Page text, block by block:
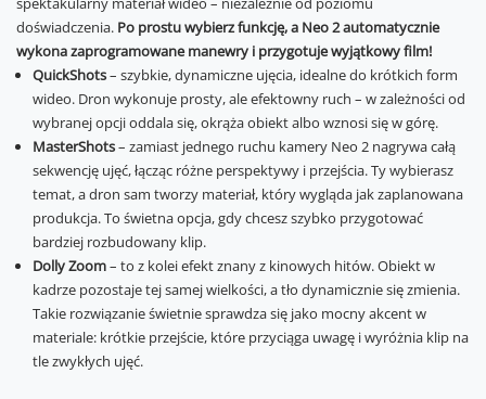
doświadczenia. Po prostu wybierz funkcję, a Neo 2 automatycznie
wykona zaprogramowane manewry i przygotuje wyjątkowy film!
QuickShots– szybkie, dynamiczne ujęcia, idealne do krótkich form
wideo. Dron wykonuje prosty, ale efektowny ruch – w zależności od
wybranej opcji oddala się, okrąża obiekt albo wznosi się w górę.
MasterShots– zamiast jednego ruchu kamery Neo 2 nagrywa całą
sekwencję ujęć, łącząc różne perspektywy i przejścia. Ty wybierasz
temat, a dron sam tworzy materiał, który wygląda jak zaplanowana
produkcja. To świetna opcja, gdy chcesz szybko przygotować
bardziej rozbudowany klip.
Dolly Zoom– to z kolei efekt znany z kinowych hitów. Obiekt w
kadrze pozostaje tej samej wielkości, a tło dynamicznie się zmienia.
Takie rozwiązanie świetnie sprawdza się jako mocny akcent w
materiale: krótkie przejście, które przyciąga uwagę i wyróżnia klip na
tle zwykłych ujęć.